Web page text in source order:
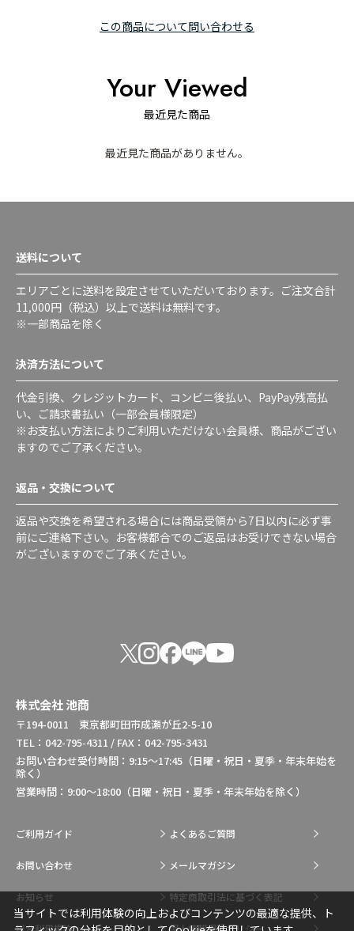
この商品について問い合わせる
Your Viewed
最近見た商品
最近見た商品がありません。
送料について
エリアごとに送料を設定させていただいております。ご注文合計
11,000円（税込）以上で送料は無料です。
※一部商品を除く
決済方法について
代金引換、クレジットカード、コンビニ後払い、PayPay残高払
い、ご請求書払い（一部会員様限定）
※お支払い方法によりご利用いただけない会員様、商品がござい
ますのでご了承ください。
返品・交換について
返品や交換を希望される場合には商品受領から7日以内に必ず事
前にご連絡下さい。お客様都合でのご返品はお受けできない場合
がございますのでご了承ください。
株式会社 池商
〒194-0011 東京都町田市成瀬が丘2-5-10
TEL：042-795-4311 / FAX：042-795-3431
お問い合わせ受付時間：9:15～17:45（日曜・祝日・夏季・年末年始を
除く）
営業時間：9:00～18:00（日曜・祝日・夏季・年末年始を除く）
ご利用ガイド よくあるご質問
お問い合わせ メールマガジン
お知らせ 特定商取引法に基づく表記
総合利用規約 個人情報保護ポリシー
当サイトでは利用体験の向上およびコンテンツの最適な提供、ト